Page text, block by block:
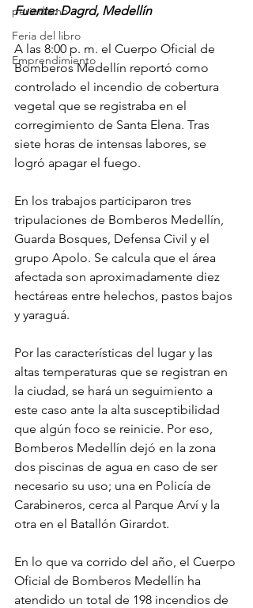
periodismo
Feria del libro
Emprendimiento
Fuente: Dagrd, Medellín
A las 8:00 p. m. el Cuerpo Oficial de
Bomberos Medellín reportó como
controlado el incendio de cobertura
vegetal que se registraba en el
corregimiento de Santa Elena. Tras
siete horas de intensas labores, se
logró apagar el fuego.
En los trabajos participaron tres
tripulaciones de Bomberos Medellín,
Guarda Bosques, Defensa Civil y el
grupo Apolo. Se calcula que el área
afectada son aproximadamente diez
hectáreas entre helechos, pastos bajos
y yaraguá.
Por las características del lugar y las
altas temperaturas que se registran en
la ciudad, se hará un seguimiento a
este caso ante la alta susceptibilidad
que algún foco se reinicie. Por eso,
Bomberos Medellín dejó en la zona
dos piscinas de agua en caso de ser
necesario su uso; una en Policía de
Carabineros, cerca al Parque Arví y la
otra en el Batallón Girardot.
En lo que va corrido del año, el Cuerpo
Oficial de Bomberos Medellín ha
atendido un total de 198 incendios de